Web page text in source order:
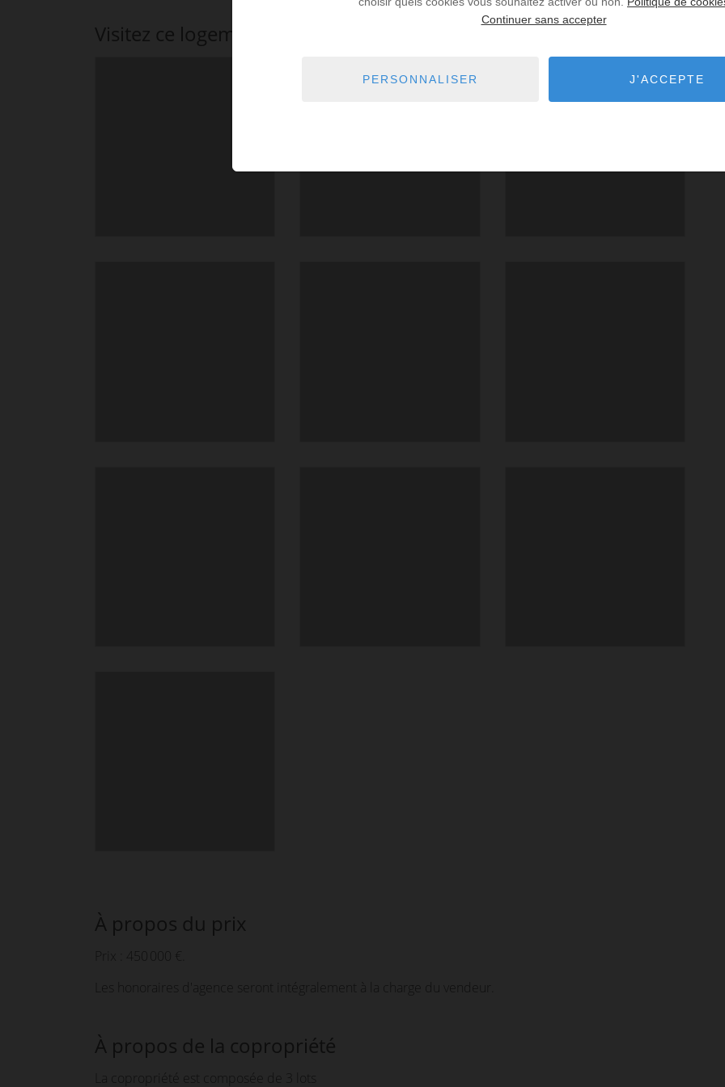
Visitez ce logement
À propos du prix
Les honoraires d'agence seront intégralement à la charge du vendeur.
À propos de la copropriété
La copropriété est composée de 3 lots
Continuer sans accepter
PERSONNALISER J'ACCEPTE